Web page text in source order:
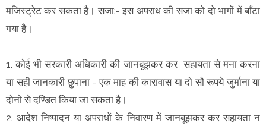
मजिस्ट्रेट कर सकता है। सजा:- इस अपराध की सजा को दो भागों में बाँटा
गया है।
1. कोई भी सरकारी अधिकारी की जानबूझकर कर सहायता से मना करना
या सही जानकारी छुपाना - एक माह की कारावास या दो सौ रूपये जुर्माना या
दोनो से दण्डित किया जा सकता है।
2. आदेश निष्पादन या अपराधों के निवारण में जानबूझकर कर सहायता न